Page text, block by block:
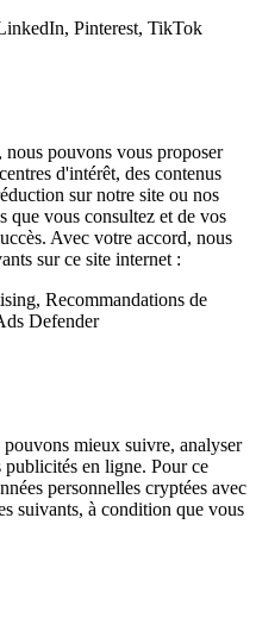
Pinterest, TikTok
nous pouvons vous proposer
d'intérêt, des contenus
sur notre site ou nos
que vous consultez et de vos
Avec votre accord, nous
sur ce site internet :
Recommandations de
Defender
mieux suivre, analyser
en ligne. Pour ce
personnelles cryptées avec
suivants, à condition que vous